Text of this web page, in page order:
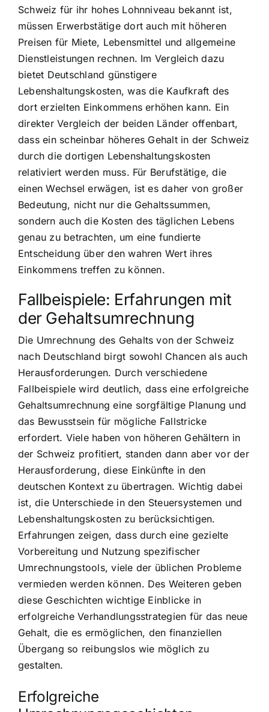
Schweiz für ihr hohes Lohnniveau bekannt ist,
müssen Erwerbstätige dort auch mit höheren
Preisen für Miete, Lebensmittel und allgemeine
Dienstleistungen rechnen. Im Vergleich dazu
bietet Deutschland günstigere
Lebenshaltungskosten, was die Kaufkraft des
dort erzielten Einkommens erhöhen kann. Ein
direkter Vergleich der beiden Länder offenbart,
dass ein scheinbar höheres Gehalt in der Schweiz
durch die dortigen Lebenshaltungskosten
relativiert werden muss. Für Berufstätige, die
einen Wechsel erwägen, ist es daher von großer
Bedeutung, nicht nur die Gehaltssummen,
sondern auch die Kosten des täglichen Lebens
genau zu betrachten, um eine fundierte
Entscheidung über den wahren Wert ihres
Einkommens treffen zu können.
Fallbeispiele: Erfahrungen mit
der Gehaltsumrechnung
Die Umrechnung des Gehalts von der Schweiz
nach Deutschland birgt sowohl Chancen als auch
Herausforderungen. Durch verschiedene
Fallbeispiele wird deutlich, dass eine erfolgreiche
Gehaltsumrechnung eine sorgfältige Planung und
das Bewusstsein für mögliche Fallstricke
erfordert. Viele haben von höheren Gehältern in
der Schweiz profitiert, standen dann aber vor der
Herausforderung, diese Einkünfte in den
deutschen Kontext zu übertragen. Wichtig dabei
ist, die Unterschiede in den Steuersystemen und
Lebenshaltungskosten zu berücksichtigen.
Erfahrungen zeigen, dass durch eine gezielte
Vorbereitung und Nutzung spezifischer
Umrechnungstools, viele der üblichen Probleme
vermieden werden können. Des Weiteren geben
diese Geschichten wichtige Einblicke in
erfolgreiche Verhandlungsstrategien für das neue
Gehalt, die es ermöglichen, den finanziellen
Übergang so reibungslos wie möglich zu
gestalten.
Erfolgreiche